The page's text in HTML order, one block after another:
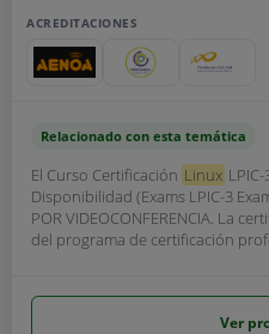
ACREDITACIONES
Relacionado con esta temática
El Curso Certificación Linux
Disponibilidad (Exams LPIC-3
POR VIDEOCONFERENCIA. La
del programa de certificación
Ver